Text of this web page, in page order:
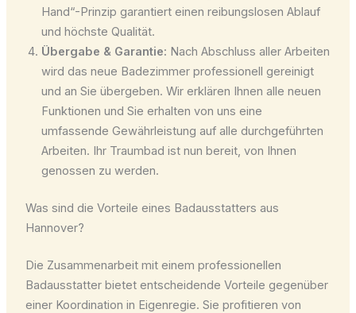
Hand“-Prinzip garantiert einen reibungslosen Ablauf
und höchste Qualität.
Übergabe & Garantie: Nach Abschluss aller Arbeiten
wird das neue Badezimmer professionell gereinigt
und an Sie übergeben. Wir erklären Ihnen alle neuen
Funktionen und Sie erhalten von uns eine
umfassende Gewährleistung auf alle durchgeführten
Arbeiten. Ihr Traumbad ist nun bereit, von Ihnen
genossen zu werden.
Was sind die Vorteile eines Badausstatters aus
Hannover?
Die Zusammenarbeit mit einem professionellen
Badausstatter bietet entscheidende Vorteile gegenüber
einer Koordination in Eigenregie. Sie profitieren von